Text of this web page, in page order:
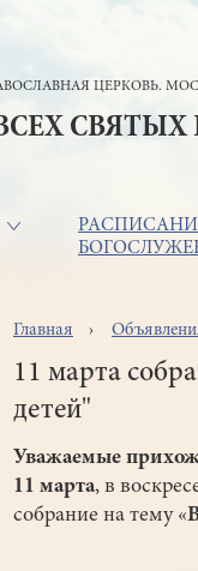
ЦЕРКОВЬ.
Строка
навигации
Главная
11 марта
детей"
Уважаемые
11 марта, в
собрание на тему «